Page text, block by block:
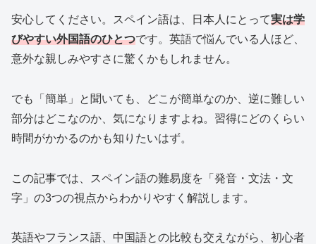
安心してください。スペイン語は、日本人にとって実は学
びやすい外国語のひとつです。英語で悩んでいる人ほど、
意外な親しみやすさに驚くかもしれません。
でも「簡単」と聞いても、どこが簡単なのか、逆に難しい
部分はどこなのか、気になりますよね。習得にどのくらい
時間がかかるのかも知りたいはず。
この記事では、スペイン語の難易度を「発音・文法・文
字」の3つの視点からわかりやすく解説します。
英語やフランス語、中国語との比較も交えながら、初心者